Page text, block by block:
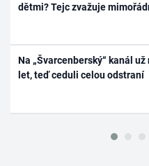
dětmi? Tejc zvažuje
Na „Švarcenberský“ kanál
let, teď ceduli celou odstraní